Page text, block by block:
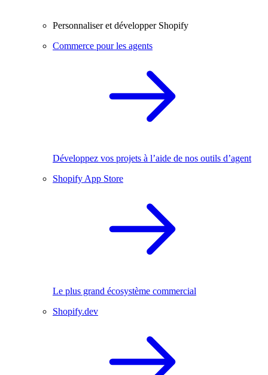
Personnaliser et développer Shopify
Commerce pour les agents
Développez vos projets à l’aide de nos outils d’agent
Shopify App Store
Le plus grand écosystème commercial
Shopify.dev